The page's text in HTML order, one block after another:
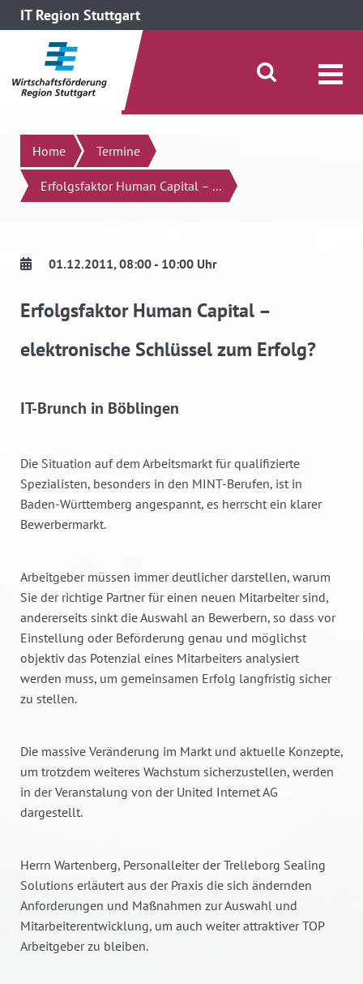
IT Region Stuttgart
direkt zum Inhalt dieser Seite
direkt zum Menü springen
Suche öffnen/schließen
Suchen
Home Termine
Erfolgsfaktor Human Capital – ...
01.12.2011, 08:00 - 10:00 Uhr
Erfolgsfaktor Human Capital –
elektronische Schlüssel zum Erfolg?
IT-Brunch in Böblingen
Die Situation auf dem Arbeitsmarkt für qualifizierte
Spezialisten, besonders in den MINT-Berufen, ist in
Baden-Württemberg angespannt, es herrscht ein klarer
Bewerbermarkt.
Arbeitgeber müssen immer deutlicher darstellen, warum
Sie der richtige Partner für einen neuen Mitarbeiter sind,
andererseits sinkt die Auswahl an Bewerbern, so dass vor
Einstellung oder Beförderung genau und möglichst
objektiv das Potenzial eines Mitarbeiters analysiert
werden muss, um gemeinsamen Erfolg langfristig sicher
zu stellen.
Die massive Veränderung im Markt und aktuelle Konzepte,
um trotzdem weiteres Wachstum sicherzustellen, werden
in der Veranstalung von der United Internet AG
dargestellt.
Herrn Wartenberg, Personalleiter der Trelleborg Sealing
Solutions erläutert aus der Praxis die sich ändernden
Anforderungen und Maßnahmen zur Auswahl und
Mitarbeiterentwicklung, um auch weiter attraktiver TOP
Arbeitgeber zu bleiben.